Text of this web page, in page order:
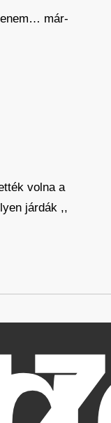
már-
volna a
járdák ,,